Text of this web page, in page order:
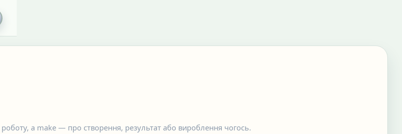
а make — про створення, результат або вироблення чогось.